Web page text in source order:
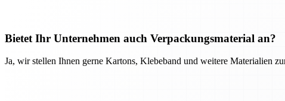
Bietet Ihr Unternehmen auch Verpackungsmaterial an?
Ja, wir stellen Ihnen gerne Kartons, Klebeband und weitere Materialien